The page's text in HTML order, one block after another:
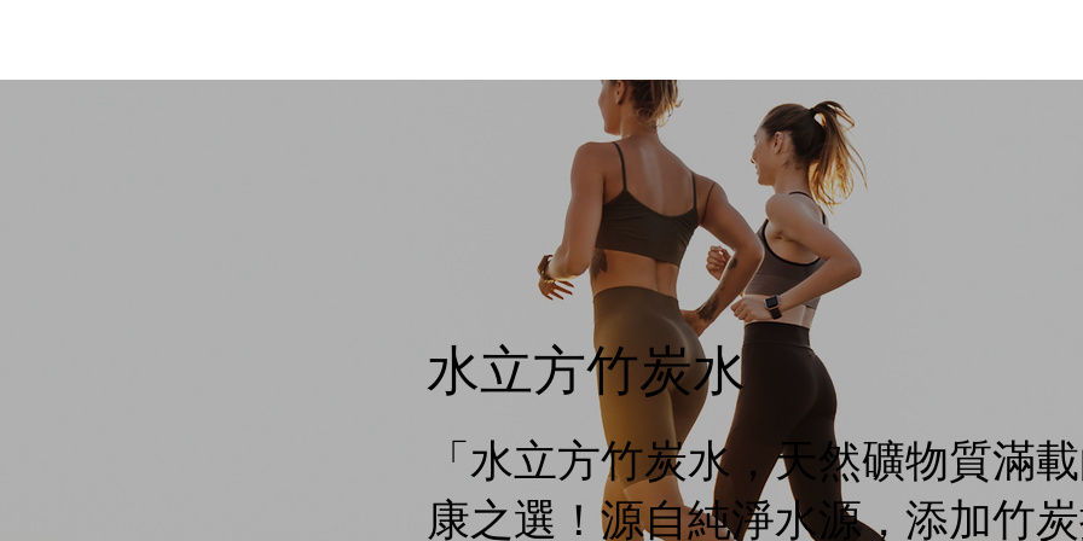
水立方竹炭水
「水立方竹炭水，天然礦物質滿
康之選！源自純淨水源，添加竹